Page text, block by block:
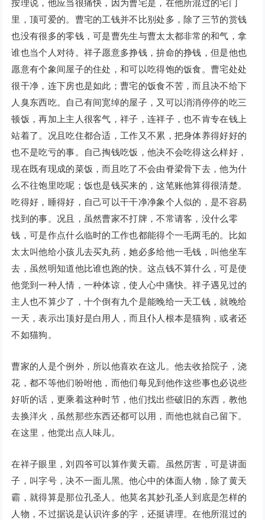
按理说，他应当很痛快，因为曹宅是，在他所混过的宅门
里，顶可爱的。曹宅的工钱并不比别处多，除了三节的赏钱
也没有很多的零钱，可是曹先生与曹太太都非常的和气，拿
谁也当个人对待。祥子愿意多挣钱，拚命的挣钱，但是他也
愿意有个象间屋子的住处，和可以吃得饱的饭食。曹宅处处
很干净，连下房也是如此；曹宅的饭食不苦，而且决不给下
人臭东西吃。自己有间宽绰的屋子，又可以消消停停的吃三
顿饭，再加上主人很客气，祥子，连祥子，也不肯专在钱上
站着了。况且吃住都合适，工作又不累，把身体养得好好的
也不是吃亏的事。自己掏钱吃饭，他决不会吃得这么样好，
现在既有现成的菜饭，而且吃了不会由脊梁骨下去，他为什
么不往饱里吃呢；饭也是钱买来的，这笔账他算得很清楚。
吃得好，睡得好，自己可以干干净净象个人似的，是不容易
找到的事。况且，虽然曹家不打牌，不常请客，没什么零
钱，可是作点什么临时的工作也都能得个一毛两毛的。比如
太太叫他给小孩儿去买丸药，她必多给他一毛钱，叫他坐车
去，虽然明知道他比谁也跑的快。这点钱不算什么，可是使
他觉到一种人情，一种体谅，使人心中痛快。祥子遇见过的
主人也不算少了，十个倒有九个是能晚给一天工钱，就晚给
一天，表示出顶好是白用人，而且仆人根本是猫狗，或者还
不如猫狗。
曹家的人是个例外，所以他喜欢在这儿。他去收拾院子，浇
花，都不等他们吩咐他，而他们每见到他作这些事也必说些
好听的话，更乘着这种时节，他们找出些破旧的东西，教他
去换洋火，虽然那些东西还都可以用，而他也就自己留下。
在这里，他觉出点人味儿。
在祥子眼里，刘四爷可以算作黄天霸。虽然厉害，可是讲面
子，叫字号，决不一面儿黑。他心中的体面人物，除了黄天
霸，就得算是那位孔圣人。他莫名其妙孔圣人到底是怎样的
人物，不过据说是认识许多的字，还挺讲理。在他所混过的